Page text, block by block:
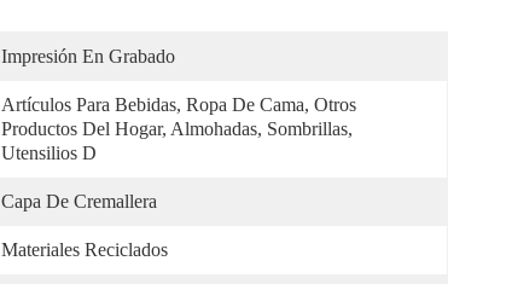
Impresión En Grabado
Artículos Para Bebidas, Ropa De Cama, Otros
Productos Del Hogar, Almohadas, Sombrillas,
Utensilios D
Capa De Cremallera
Materiales Reciclados